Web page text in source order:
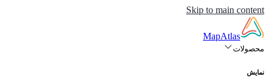
Skip to main content
MapAtlas
محصولات
نمایش